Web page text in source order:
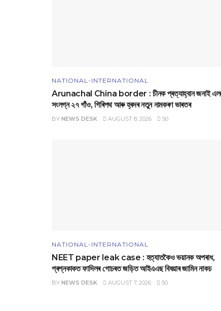
NATIONAL-INTERNATIONAL
Arunachal China border : চীনক প্ৰত্যাহ্বান জনাই
সংলগ্ন ২৭ গাঁও, গিৰিপথ আৰু হ্ৰদৰ নতুন নামকৰণ ভাৰতৰ
BY NEWS DESK AUGUST 8, 2026 50
NATIONAL-INTERNATIONAL
NEET paper leak case : হত্যাতকৈও ভয়ানক অপৰাধ,
প্ৰশ্নকাকত ফাদিলৰ গোচৰত জড়িত আইএএছ বিষয়াৰ জামিন নাকচ
BY NEWS DESK AUGUST 7, 2026 50